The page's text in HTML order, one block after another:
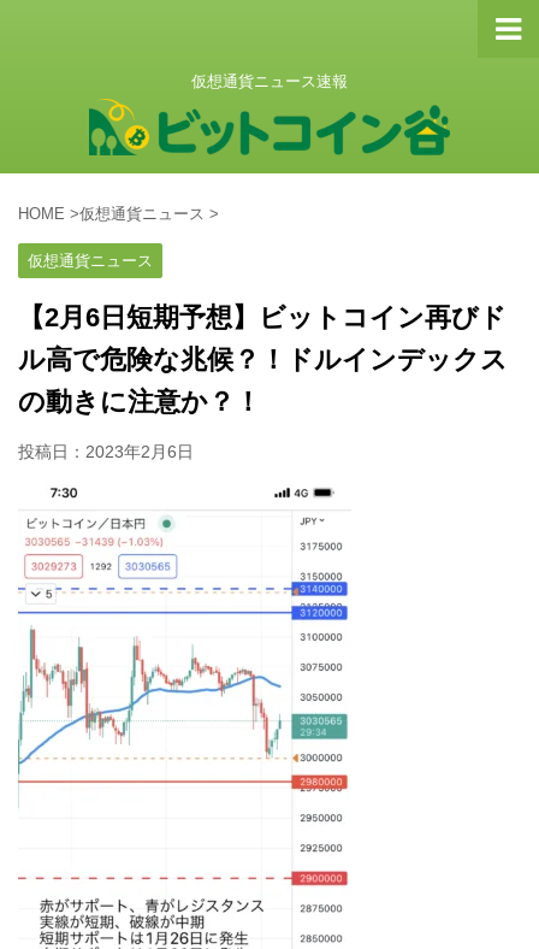
仮想通貨ニュース速報
HOME >仮想通貨ニュース >
仮想通貨ニュース
【2月6日短期予想】ビットコイン再びド
ル高で危険な兆候？！ドルインデックス
の動きに注意か？！
投稿日： 2023年2月6日